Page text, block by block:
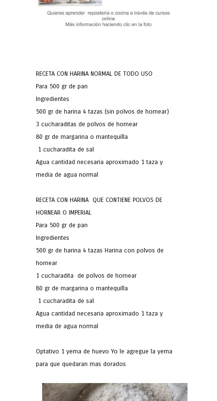
RECETA CON HARINA NORMAL DE TODO USO
Para 500 gr de pan
Ingredientes
500 gr de harina 4 tazas (sin polvos de hornear)
3 cucharaditas de polvos de hornear
80 gr de margarina o mantequilla
1 cucharadita de sal
Agua cantidad necesaria aproximado 1 taza y
media de agua normal
RECETA CON HARINA QUE CONTIENE POLVOS DE
HORNEAR O IMPERIAL
Para 500 gr de pan
Ingredientes
500 gr de harina 4 tazas Harina con polvos de
hornear
1 cucharadita de polvos de hornear
80 gr de margarina o mantequilla
1 cucharadita de sal
Agua cantidad necesaria aproximado 1 taza y
media de agua normal
Optativo 1 yema de huevo Yo le agregue la yema
para que quedaran mas dorados